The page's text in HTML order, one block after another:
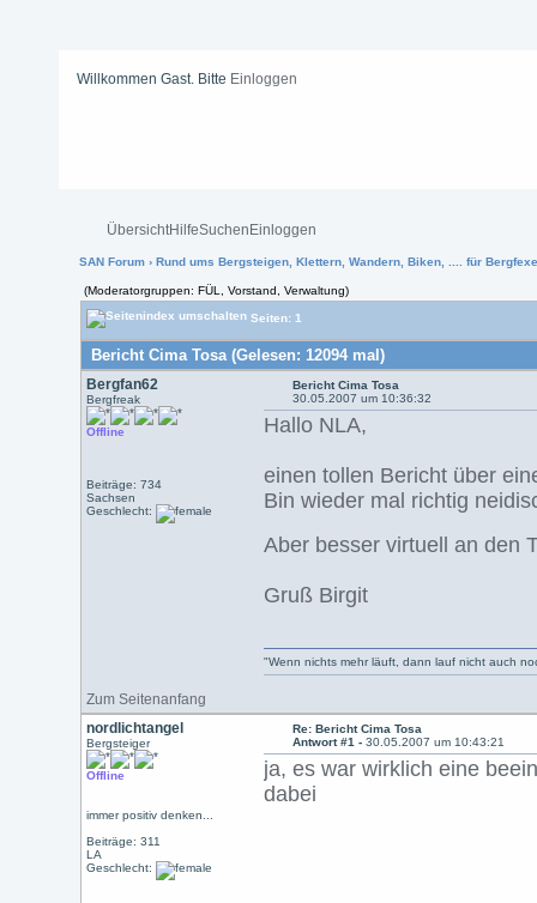
Willkommen Gast. Bitte Einloggen
ÜbersichtHilfeSuchen Einloggen
SAN Forum › Rund ums Bergsteigen, Klettern, Wandern, Biken, .... für
(Moderatorgruppen: FÜL, Vorstand, Verwaltung)
Seiten: 1
Bericht Cima Tosa (Gelesen: 12094 mal)
Bergfan62
Bergfreak
Offline
Beiträge: 734
Sachsen
Geschlecht:
Bericht Cima Tosa
30.05.2007 um 10:36:32
Hallo NLA,
einen tollen Bericht über
Bin wieder mal richtig
Aber besser virtuell an den
Gruß Birgit
Zum Seitenanfang
"Wenn nichts mehr läuft, dann lauf nicht auch
nordlichtangel
Bergsteiger
Offline
immer positiv denken...
Beiträge: 311
LA
Geschlecht:
Re: Bericht Cima Tosa
Antwort #1 -30.05.2007 um 10:43:21
ja, es war wirklich eine
dabei